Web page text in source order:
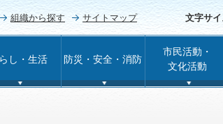
組織から探す サイトマップ 文字サ
し・生活 防災・安全・消防
市民活動・
文化活動